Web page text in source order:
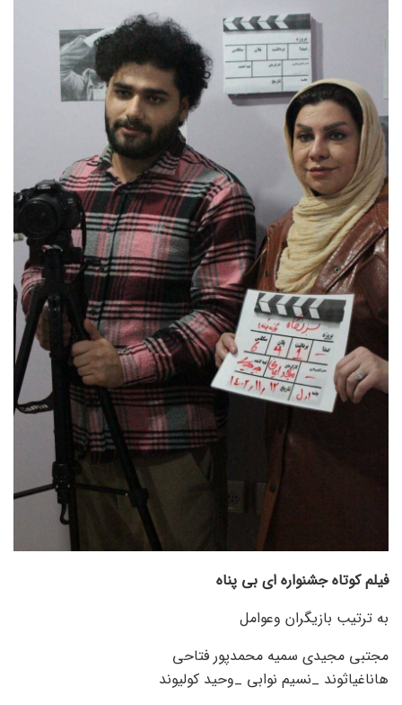
فیلم کوتاه جشنواره ای بی پناه
به ترتیب بازیگران وعوامل
مجتبی مجیدی سمیه محمدپور فتاحی
هاناغیاثوند _نسیم نوابی _وحید کولیوند